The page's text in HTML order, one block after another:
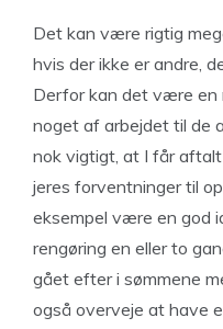
Det kan være rigtig
hvis der ikke er andre,
Derfor kan det være en
noget af arbejdet til de
nok vigtigt, at I får
jeres forventninger til
eksempel være en god
rengøring en eller to
gået efter i sømmene
også overveje at have